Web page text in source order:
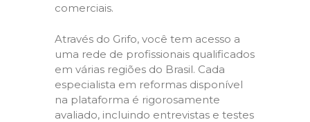
comerciais.
Através do Grifo, você tem acesso a
uma rede de profissionais qualificados
em várias regiões do Brasil. Cada
especialista em reformas disponível
na plataforma é rigorosamente
avaliado, incluindo entrevistas e testes